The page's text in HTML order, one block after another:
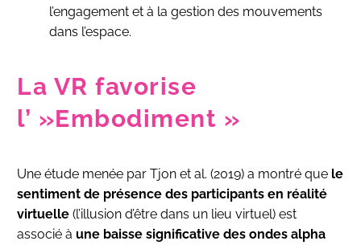
l’engagement et à la gestion des mouvements
dans l’espace.
La VR favorise
l’ »Embodiment »
Une étude menée par Tjon et al. (2019) a montré que le
sentiment de présence des participants en réalité
virtuelle (l’illusion d’être dans un lieu virtuel) est
associé à une baisse significative des ondes alpha